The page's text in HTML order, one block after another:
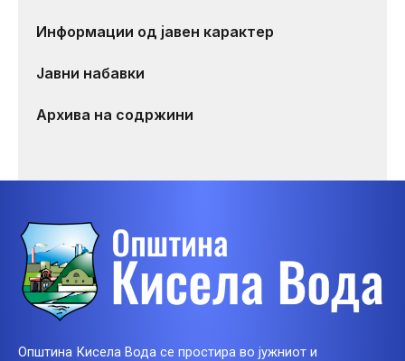
Информации од јавен карактер
Јавни набавки
Архива на содржини
Општина Кисела Вода се простира во јужниот и